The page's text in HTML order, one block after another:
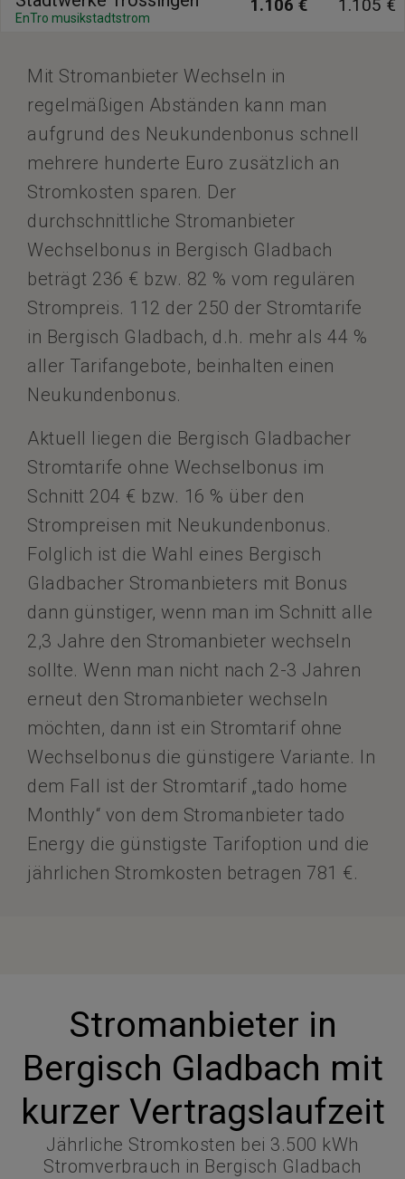
EnTro musikstadtstrom
1.106 € 1.105 €
Mit Stromanbieter Wechseln in
regelmäßigen Abständen kann man
aufgrund des Neukundenbonus schnell
mehrere hunderte Euro zusätzlich an
Stromkosten sparen. Der
durchschnittliche Stromanbieter
Wechselbonus in Bergisch Gladbach
beträgt 236 € bzw. 82 % vom regulären
Strompreis. 112 der 250 der Stromtarife
in Bergisch Gladbach, d.h. mehr als 44 %
aller Tarifangebote, beinhalten einen
Neukundenbonus.
Aktuell liegen die Bergisch Gladbacher
Stromtarife ohne Wechselbonus im
Schnitt 204 € bzw. 16 % über den
Strompreisen mit Neukundenbonus.
Folglich ist die Wahl eines Bergisch
Gladbacher Stromanbieters mit Bonus
dann günstiger, wenn man im Schnitt alle
2,3 Jahre den Stromanbieter wechseln
sollte. Wenn man nicht nach 2-3 Jahren
erneut den Stromanbieter wechseln
möchten, dann ist ein Stromtarif ohne
Wechselbonus die günstigere Variante. In
dem Fall ist der Stromtarif „tado home
Monthly“ von dem Stromanbieter tado
Energy die günstigste Tarifoption und die
jährlichen Stromkosten betragen 781 €.
Stromanbieter in
Bergisch Gladbach mit
kurzer Vertragslaufzeit
Jährliche Stromkosten bei 3.500 kWh
Stromverbrauch in Bergisch Gladbach